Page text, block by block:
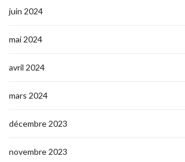
juin 2024
mai 2024
avril 2024
mars 2024
décembre 2023
novembre 2023